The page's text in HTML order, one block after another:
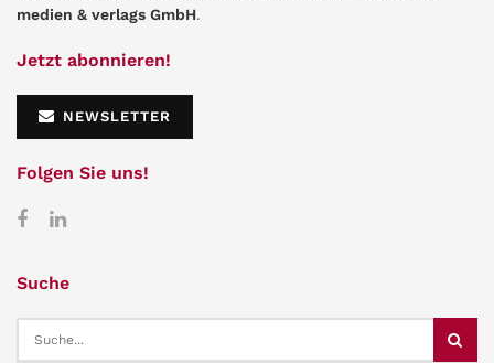
medien & verlags GmbH.
Jetzt abonnieren!
NEWSLETTER
Folgen Sie uns!
Suche